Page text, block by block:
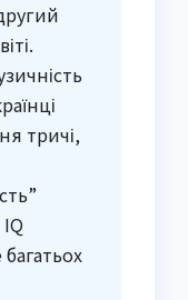
тричі,